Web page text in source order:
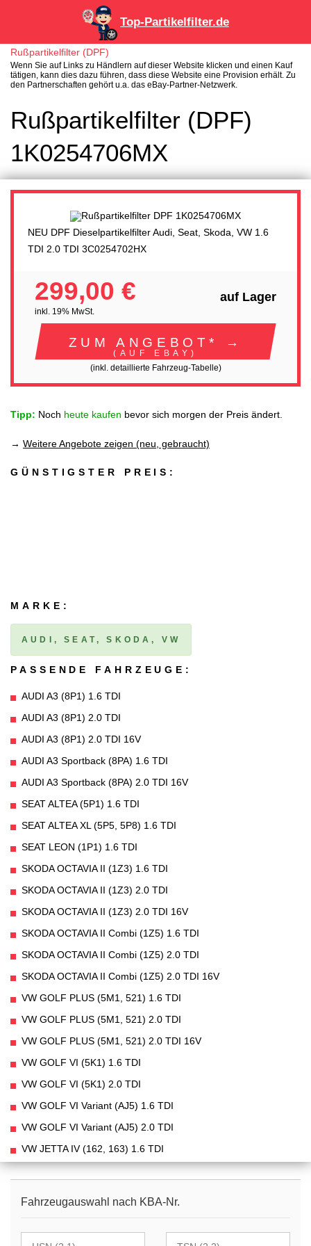
Top-Partikelfilter.de
Rußpartikelfilter (DPF)
Wenn Sie auf Links zu Händlern auf dieser Website klicken und einen Kauf
tätigen, kann dies dazu führen, dass diese Website eine Provision erhält. Zu
den Partnerschaften gehört u.a. das eBay-Partner-Netzwerk.
Rußpartikelfilter (DPF)
1K0254706MX
NEU DPF Dieselpartikelfilter Audi, Seat, Skoda, VW 1.6
TDI 2.0 TDI 3C0254702HX
299,00 €
inkl. 19% MwSt.
auf Lager
ZUM ANGEBOT* →
(AUF EBAY)
(inkl. detaillierte Fahrzeug-Tabelle)
Tipp: Noch heute kaufen bevor sich morgen der Preis ändert.
→ Weitere Angebote zeigen (neu, gebraucht)
GÜNSTIGSTER PREIS:
MARKE:
AUDI, SEAT, SKODA, VW
PASSENDE FAHRZEUGE:
AUDI A3 (8P1) 1.6 TDI
AUDI A3 (8P1) 2.0 TDI
AUDI A3 (8P1) 2.0 TDI 16V
AUDI A3 Sportback (8PA) 1.6 TDI
AUDI A3 Sportback (8PA) 2.0 TDI 16V
SEAT ALTEA (5P1) 1.6 TDI
SEAT ALTEA XL (5P5, 5P8) 1.6 TDI
SEAT LEON (1P1) 1.6 TDI
SKODA OCTAVIA II (1Z3) 1.6 TDI
SKODA OCTAVIA II (1Z3) 2.0 TDI
SKODA OCTAVIA II (1Z3) 2.0 TDI 16V
SKODA OCTAVIA II Combi (1Z5) 1.6 TDI
SKODA OCTAVIA II Combi (1Z5) 2.0 TDI
SKODA OCTAVIA II Combi (1Z5) 2.0 TDI 16V
VW GOLF PLUS (5M1, 521) 1.6 TDI
VW GOLF PLUS (5M1, 521) 2.0 TDI
VW GOLF PLUS (5M1, 521) 2.0 TDI 16V
VW GOLF VI (5K1) 1.6 TDI
VW GOLF VI (5K1) 2.0 TDI
VW GOLF VI Variant (AJ5) 1.6 TDI
VW GOLF VI Variant (AJ5) 2.0 TDI
VW JETTA IV (162, 163) 1.6 TDI
Fahrzeugauswahl nach KBA-Nr.